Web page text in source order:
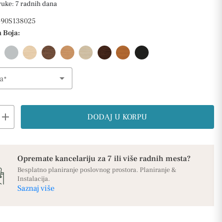
7 radnih dana
Boja:
add DODAJ U KORPU
Opremate kancelariju za 7 ili više radnih mesta?
Besplatno planiranje poslovnog prostora. Planiranje &
Instalacija.
Saznaj više